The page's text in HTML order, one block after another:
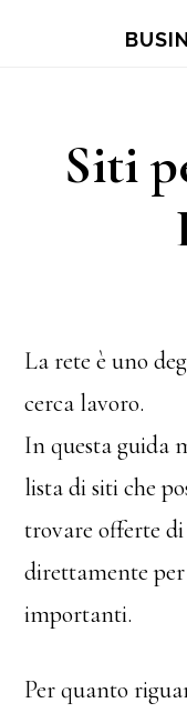
contentSiti
La rete è uno
cerca lavoro.
In questa guida
lista di siti che
trovare offerte
direttamente
importanti.
Per quanto